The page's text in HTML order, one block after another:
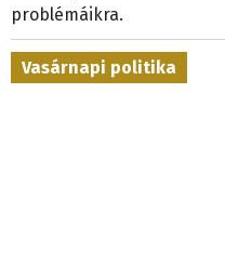
problémáikra.
Vasárnapi politika